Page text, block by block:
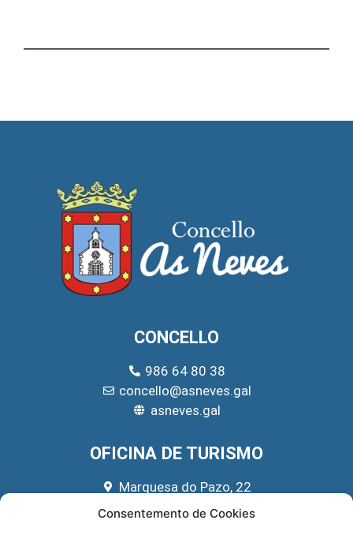
Consentemento de Cookies
CONCELLO
986 64 80 38
concello@asneves.gal
asneves.gal
OFICINA DE TURISMO
Marquesa do Pazo, 22
666 39 45 65